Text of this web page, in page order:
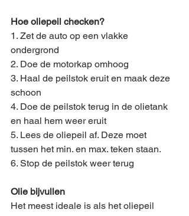
Hoe oliepeil checken?
1. Zet de auto op een vlakke
ondergrond
2. Doe de motorkap omhoog
3. Haal de peilstok eruit en maak deze
schoon
4. Doe de peilstok terug in de olietank
en haal hem weer eruit
5. Lees de oliepeil af. Deze moet
tussen het min. en max. teken staan.
6. Stop de peilstok weer terug
Olie bijvullen
Het meest ideale is als het oliepeil